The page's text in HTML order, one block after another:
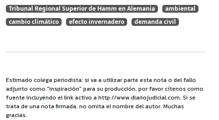
Tribunal Regional Superior de Hamm en Alemania
ambiental
cambio climático
efecto invernadero demanda civil
Estimado colega periodista: si va a utilizar parte esta nota o del fallo
adjunto como "inspiración" para su producción, por favor cítenos como
fuente incluyendo el link activo a http://www.diariojudicial.com. Si se
trata de una nota firmada, no omita el nombre del autor. Muchas
gracias.